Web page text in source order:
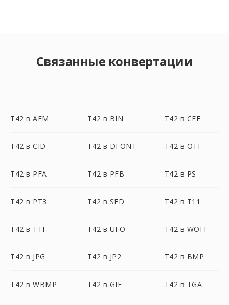
Связанные конвертации
T42 в AFM T42 в BIN T42 в CFF
T42 в CID T42 в DFONT T42 в OTF
T42 в PFA T42 в PFB T42 в PS
T42 в PT3 T42 в SFD T42 в T11
T42 в TTF T42 в UFO T42 в WOFF
T42 в JPG T42 в JP2 T42 в BMP
T42 в WBMP T42 в GIF T42 в TGA